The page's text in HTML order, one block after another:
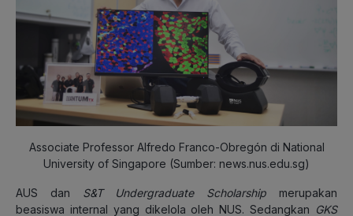
Associate Professor Alfredo Franco-Obregón di National
University of Singapore (Sumber: news.nus.edu.sg)
AUS dan S&T Undergraduate Scholarship merupakan
beasiswa internal yang dikelola oleh NUS. Sedangkan GKS